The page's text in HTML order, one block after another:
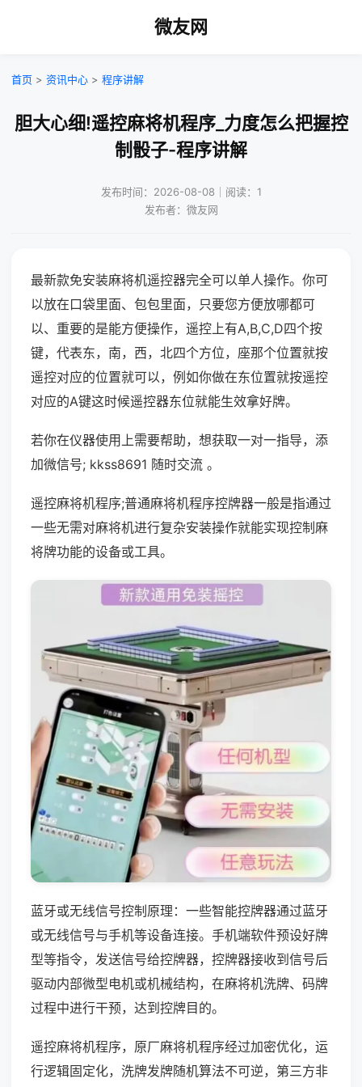
微友网
首页 > 资讯中心 > 程序讲解
胆大心细!遥控麻将机程序_力度怎么把握控
制骰子-程序讲解
发布时间：2026-08-08｜阅读：1
发布者：微友网
最新款免安装麻将机遥控器完全可以单人操作。你可
以放在口袋里面、包包里面，只要您方便放哪都可
以、重要的是能方便操作，遥控上有A,B,C,D四个按
键，代表东，南，西，北四个方位，座那个位置就按
遥控对应的位置就可以，例如你做在东位置就按遥控
对应的A键这时候遥控器东位就能生效拿好牌。
若你在仪器使用上需要帮助，想获取一对一指导，添
加微信号; kkss8691 随时交流 。
遥控麻将机程序;普通麻将机程序控牌器一般是指通过
一些无需对麻将机进行复杂安装操作就能实现控制麻
将牌功能的设备或工具。
蓝牙或无线信号控制原理：一些智能控牌器通过蓝牙
或无线信号与手机等设备连接。手机端软件预设好牌
型等指令，发送信号给控牌器，控牌器接收到信号后
驱动内部微型电机或机械结构，在麻将机洗牌、码牌
过程中进行干预，达到控牌目的。
遥控麻将机程序，原厂麻将机程序经过加密优化，运
行逻辑固定化，洗牌发牌随机算法不可逆，第三方非